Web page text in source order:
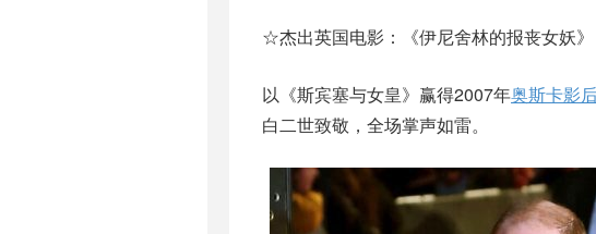
☆杰出英国电影：《伊尼舍林的报丧女妖》
以《斯宾塞与女皇》赢得2007年奥斯卡影
白二世致敬，全场掌声如雷。